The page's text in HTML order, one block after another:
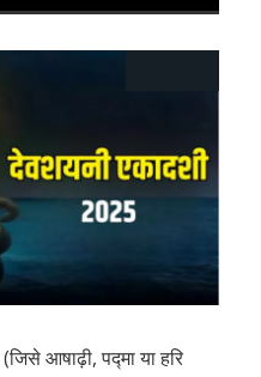
आषाढ़ी, पद्मा या हरि